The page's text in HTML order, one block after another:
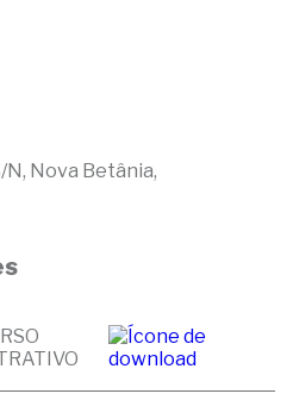
N, Nova Betânia,